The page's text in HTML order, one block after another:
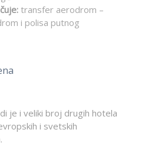
: transfer aerodrom –
i polisa putnog
je i veliki broj drugih hotela
i svetskih